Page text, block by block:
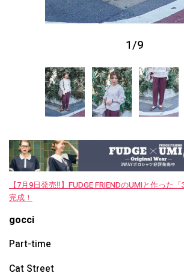
1/9
【7月9日発売‼︎】FUDGE FRIENDのUMIと作った
完成！
gocci
Part-time
Cat Street